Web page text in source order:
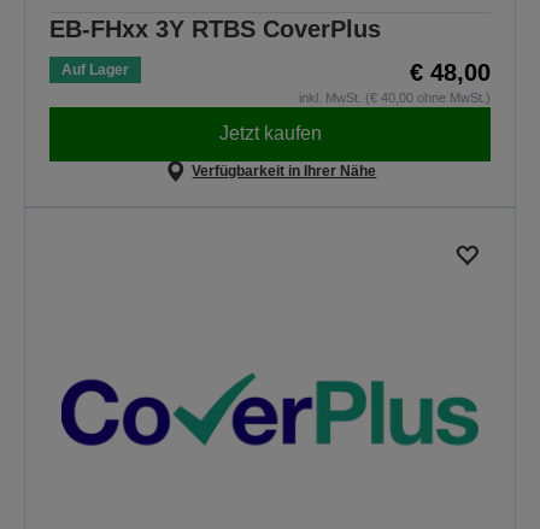
EB-FHxx 3Y RTBS CoverPlus
Auf Lager € 48,00
inkl. MwSt. (€ 40,00 ohne MwSt.)
Jetzt kaufen
Verfügbarkeit in Ihrer Nähe